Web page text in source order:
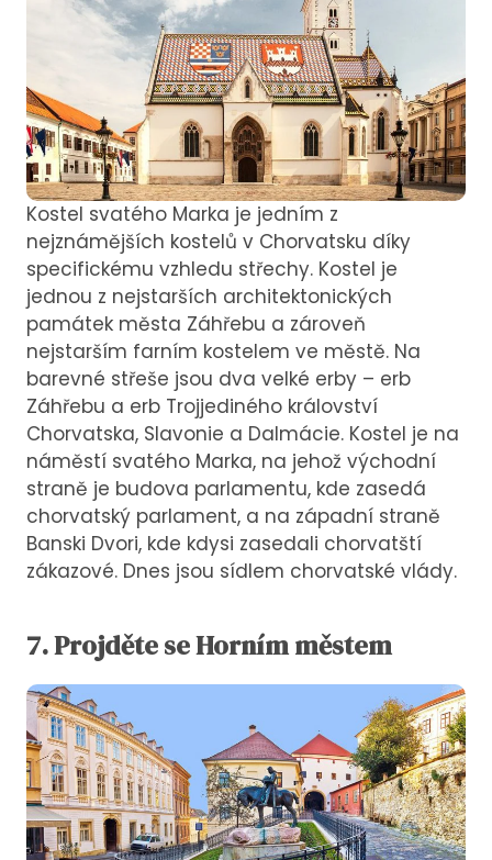
Kostel svatého Marka je jedním z
nejznámějších kostelů v Chorvatsku díky
specifickému vzhledu střechy. Kostel je
jednou z nejstarších architektonických
památek města Záhřebu a zároveň
nejstarším farním kostelem ve městě. Na
barevné střeše jsou dva velké erby – erb
Záhřebu a erb Trojjediného království
Chorvatska, Slavonie a Dalmácie. Kostel je na
náměstí svatého Marka, na jehož východní
straně je budova parlamentu, kde zasedá
chorvatský parlament, a na západní straně
Banski Dvori, kde kdysi zasedali chorvatští
zákazové. Dnes jsou sídlem chorvatské vlády.
7. Projděte se Horním městem